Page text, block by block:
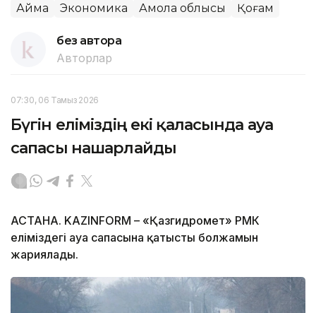
Аймақ Экономика Ақмола облысы Қоғам
без автора
Авторлар
07:30, 06 Тамыз 2026
Бүгін еліміздің екі қаласында ауа
сапасы нашарлайды
АСТАНА. KAZINFORM – «Қазгидромет» РМК
еліміздегі ауа сапасына қатысты болжамын
жариялады.